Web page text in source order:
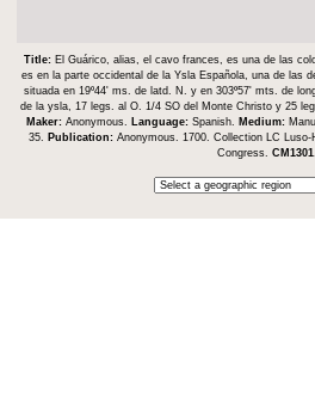
Title: El Guárico, alias, el cavo frances, es una de las
es en la parte occidental de la Ysla Española, una de las
situada en 19⁰44ʹ ms. de latd. N. y en 303⁰57ʹ mts. de
de la ysla, 17 legs. al O. 1/4 SO del Monte Christo y 25
Maker: Anonymous. Language: Spanish. Medium:
35.
Publication: Anonymous. 1700. Collection LC Luso-
Congress. CM1301